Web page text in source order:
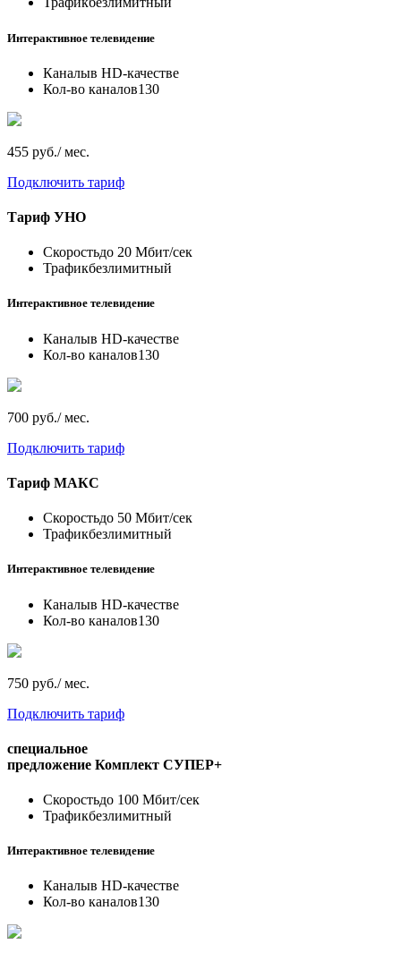
Интерактивное телевидение
Каналыв HD-качестве
Кол-во каналов130
455 руб./ мес.
Подключить тариф
Тариф УНО
Скоростьдо 20 Мбит/сек
Трафикбезлимитный
Интерактивное телевидение
Каналыв HD-качестве
Кол-во каналов130
700 руб./ мес.
Подключить тариф
Тариф МАКС
Скоростьдо 50 Мбит/сек
Трафикбезлимитный
Интерактивное телевидение
Каналыв HD-качестве
Кол-во каналов130
750 руб./ мес.
Подключить тариф
специальное
предложение Комплект СУПЕР+
Скоростьдо 100 Мбит/сек
Трафикбезлимитный
Интерактивное телевидение
Каналыв HD-качестве
Кол-во каналов130